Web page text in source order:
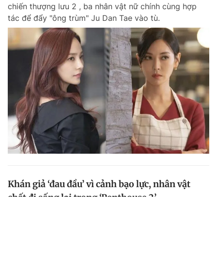
chiến thượng lưu 2 , ba nhân vật nữ chính cùng hợp
tác để đẩy "ông trùm" Ju Dan Tae vào tù.
Khán giả ‘đau đầu’ vì cảnh bạo lực, nhân vật
chết đi sống lại trong ‘Penthouse 2’